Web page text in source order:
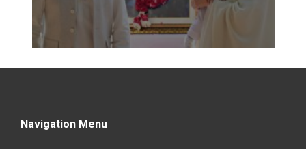
Navigation Menu